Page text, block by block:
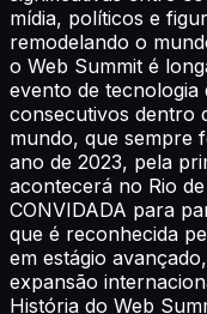
mídia, políticos e
remodelando o
o Web Summit é
evento de tecnologia
consecutivos dentro
mundo, que sempre
ano de 2023, pela
acontecerá no Rio
CONVIDADA para
que é reconhecida
em estágio
expansão
História do Web